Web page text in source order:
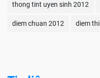
thong tint uyen sinh 2012
diem chuan 2012 diem thi